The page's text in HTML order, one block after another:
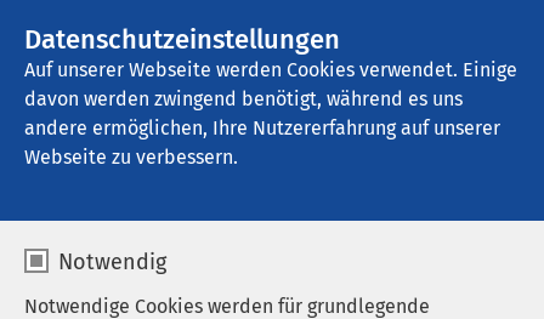
Datenschutzeinstellungen
Auf unserer Webseite werden Cookies verwendet. Einige
davon werden zwingend benötigt, während es uns
andere ermöglichen, Ihre Nutzererfahrung auf unserer
Webseite zu verbessern.
Notwendig
Notwendige Cookies werden für grundlegende
AMEOS Pflege Haldensleben
Ergebnisse Ihrer Suche